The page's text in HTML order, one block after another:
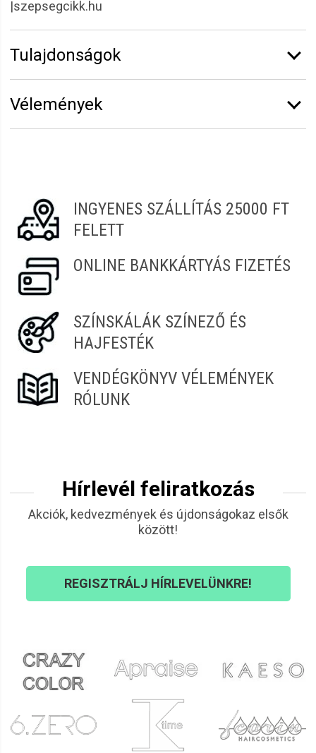
|szepsegcikk.hu
Tulajdonságok
Vélemények
INGYENES SZÁLLÍTÁS 25000 FT
FELETT
ONLINE BANKKÁRTYÁS FIZETÉS
SZÍNSKÁLÁK SZÍNEZŐ ÉS
HAJFESTÉK
VENDÉGKÖNYV VÉLEMÉNYEK
RÓLUNK
Hírlevél feliratkozás
Akciók, kedvezmények és újdonságokaz elsők
között!
REGISZTRÁLJ HÍRLEVELÜNKRE!